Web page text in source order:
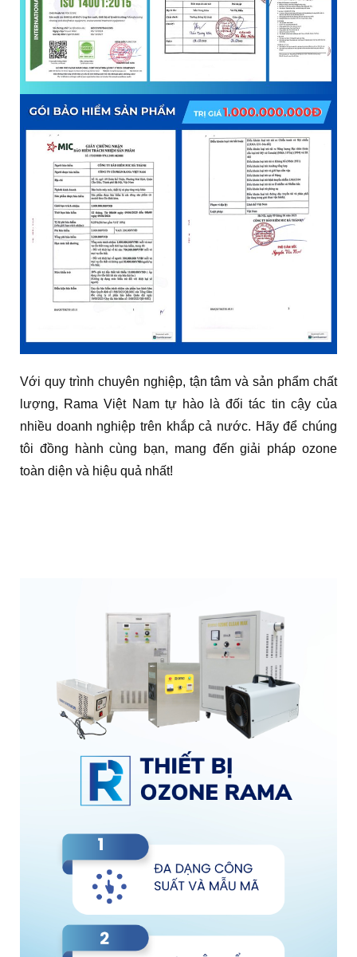
Với quy trình chuyên nghiệp, tận tâm và sản phẩm chất
lượng, Rama Việt Nam tự hào là đối tác tin cậy của
nhiều doanh nghiệp trên khắp cả nước. Hãy để chúng
tôi đồng hành cùng bạn, mang đến giải pháp ozone
toàn diện và hiệu quả nhất!